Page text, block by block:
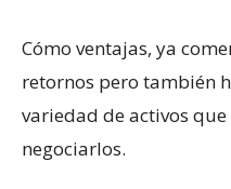
Cómo ventajas, ya
retornos pero también
variedad de activos
negociarlos.